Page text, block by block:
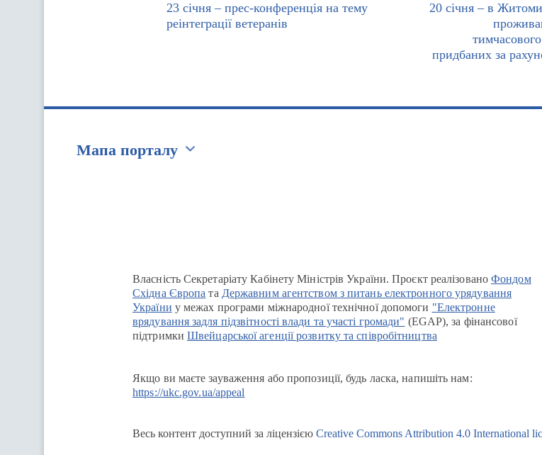
23 січня – прес-конференція на тему
реінтеграції ветеранів
20 січня – в
придбаних за
Мапа порталу
Власність Секретаріату Кабінету Міністрів України. Проєкт реалізованоФондом
Східна Європа та Державним агентством з питань електронного урядування
України у межах програми міжнародної технічної допомоги "Електронне
врядування задля підзвітності влади та участі громади" (EGAP), за фінансової
підтримки Швейцарської агенції розвитку та співробітництва
Якщо ви маєте зауваження або пропозиції, будь ласка, напишіть нам:
https://ukc.gov.ua/appeal
Весь контент доступний за ліцензією Creative Commons Attribution 4.0 International